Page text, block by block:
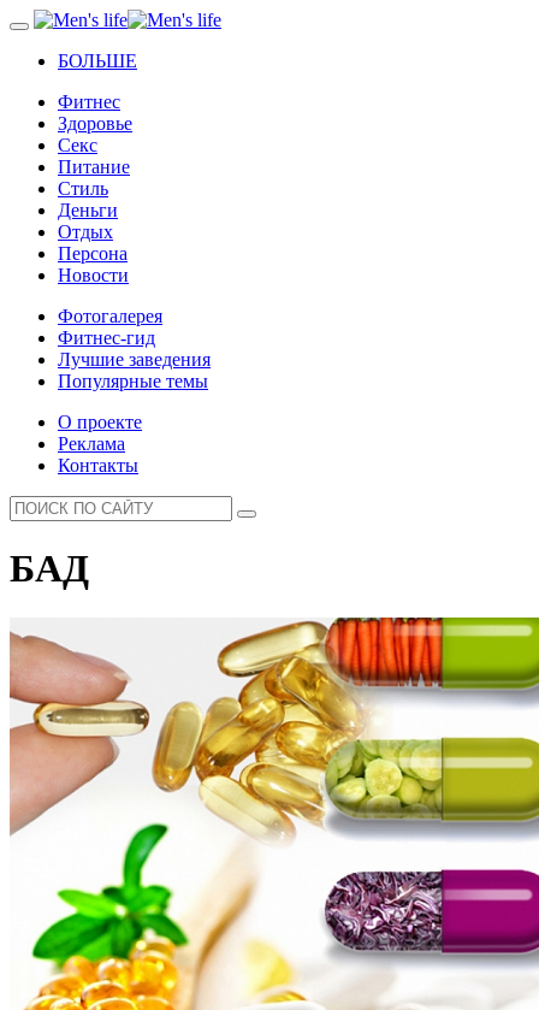
БОЛЬШЕ
Фитнес
Здоровье
Секс
Питание
Стиль
Деньги
Отдых
Персона
Новости
Фотогалерея
Фитнес-гид
Лучшие заведения
Популярные темы
О проекте
Реклама
Контакты
БАД